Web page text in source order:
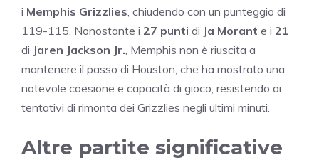
i Memphis Grizzlies , chiudendo con un punteggio di
119-115. Nonostante i 27 punti di Ja Morant e i 21
di Jaren Jackson Jr. , Memphis non è riuscita a
mantenere il passo di Houston, che ha mostrato una
notevole coesione e capacità di gioco, resistendo ai
tentativi di rimonta dei Grizzlies negli ultimi minuti.
Altre partite significative